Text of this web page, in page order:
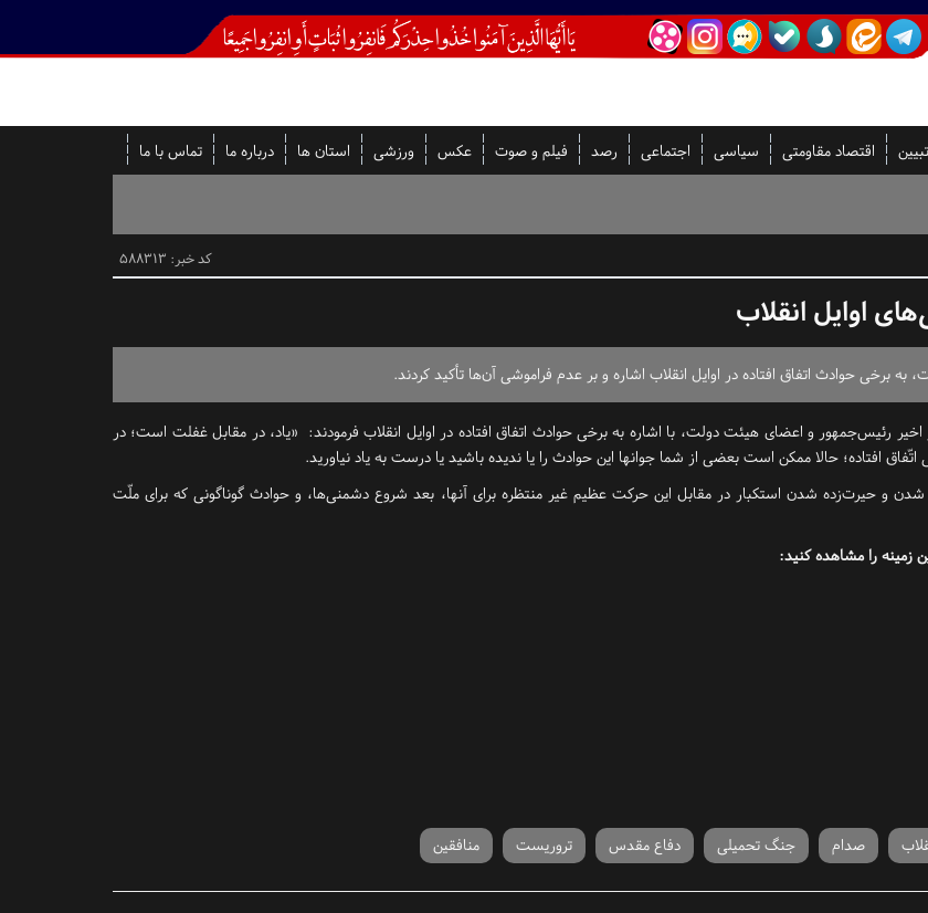
اقتصاد مقاومتی سیاسی اجتماعی رصد فیلم و صوت عکس ورزشی استان ها درباره ما تماس با ما
کد خبر: 588313
اوایل انقلاب
برخی حوادث اتفاق افتاده در اوایل انقلاب اشاره و بر عدم فراموشی آن‌ها تأکید کردند.
رئیس‌جمهور و اعضای هیئت دولت، با اشاره به برخی حوادث اتفاق افتاده در اوایل انقلاب فرمودند: «یاد، در مقابل غفلت است؛ در
افتاده؛ حالا ممکن است بعضی از شما جوانها این حوادث را یا ندیده باشید یا درست به یاد نیاورید.
و حیرت‌زده شدن استکبار در مقابل این حرکت عظیم غیر منتظره برای آنها، بعد شروع دشمنی‌ها، و حوادث گوناگونی که برای ملّت
زمینه را مشاهده کنید:
صدام جنگ تحمیلی دفاع مقدس تروریست منافقین